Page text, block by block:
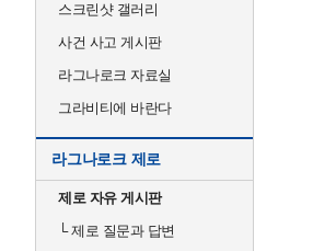
스크린샷 갤러리
사건 사고 게시판
라그나로크 자료실
그라비티에 바란다
라그나로크 제로
제로 자유 게시판
└제로 질문과 답변